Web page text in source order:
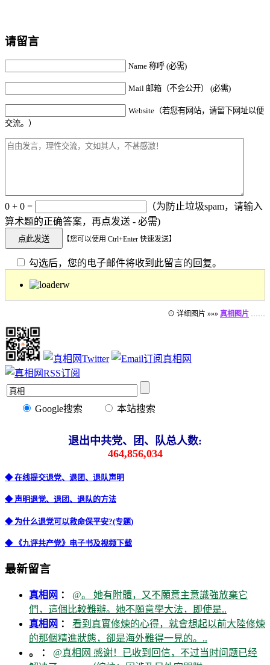
请留言
Name 称呼 (必需)
Mail 邮箱（不会公开） (必需)
Website（若您有网站，请留下网址以便
交流。）
0 + 0 =
（为防止垃圾spam，请输入
算术题的正确答案，再点发送 - 必需)
【您可以使用 Ctrl+Enter 快速发送】
勾选后，您的电子邮件将收到此留言的回复。
⊙ 详细图片 »»» 真相图片 ……
Google搜索 本站搜索
退出中共党、团、队总人数:
464,856,034
◆ 在线提交退党、退团、退队声明
◆ 声明退党、退团、退队的方法
◆ 为什么退党可以救命保平安?(专题)
◆ 《九评共产党》电子书及视频下载
最新留言
真相网 ： @。 她有附體，又不願意主意識強放棄它
們，這個比較難辦。她不願意學大法，即使是..
真相网 ： 看到真實修煉的心得，就會想起以前大陸修煉
的那個精進狀態，卻是海外難得一見的。..
。 ： @真相网 感谢！已收到回信，不过当时问题已经